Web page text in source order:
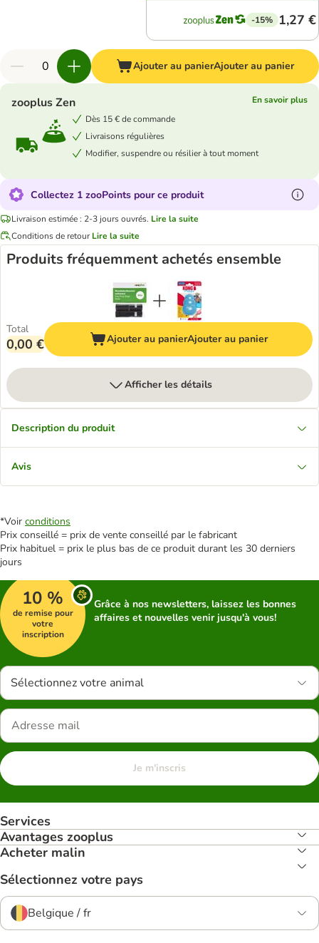
-15% 1,27 €
Ajouter au panierAjouter au panier
zooplus Zen
En savoir plus
Dès 15 € de commande
Livraisons régulières
Modifier, suspendre ou résilier à tout moment
Collectez 1 zooPoints pour ce produit
Livraison estimée : 2-3 jours ouvrés. Lire la suite
Conditions de retour Lire la suite
Produits fréquemment achetés ensemble
Total
0,00 € Ajouter au panierAjouter au panier
Afficher les détails
Description du produit
Avis
*Voir conditions
Prix conseillé = prix de vente conseillé par le fabricant
Prix habituel = prix le plus bas de ce produit durant les 30 derniers
jours
10 %
de remise pour
votre
inscription
Grâce à nos newsletters, laissez les bonnes
affaires et nouvelles venir jusqu'à vous!
Sélectionnez votre animal
Je m'inscris
Services
Avantages zooplus
Acheter malin
Sélectionnez votre pays
Belgique / fr